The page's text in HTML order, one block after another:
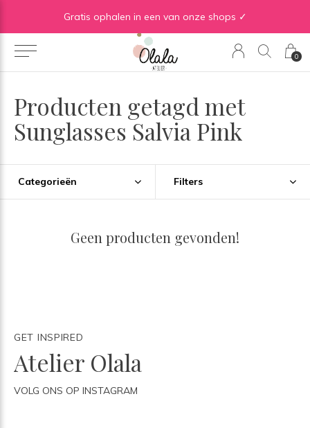
0
Gratis ophalen in een van onze shops ✓
Producten getagd met
Sunglasses Salvia Pink
Categorieën Filters
Geen producten gevonden!
GET INSPIRED
Atelier Olala
VOLG ONS OP INSTAGRAM